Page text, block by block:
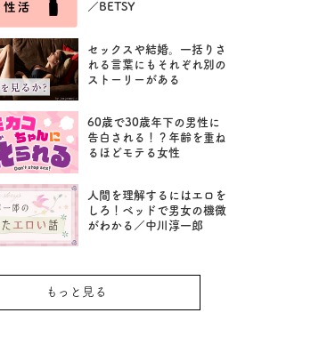
／BETSY
セックスや結婚。一括りさ
れる言葉にもそれぞれ別の
ストーリーがある
60歳で30歳年下の男性に
告白される！？年齢を重ね
るほどモテる女性
人間を理解するにはエロを
しろ！ベッドで男女の機微
がわかる／中川淳一郎
もっと見る